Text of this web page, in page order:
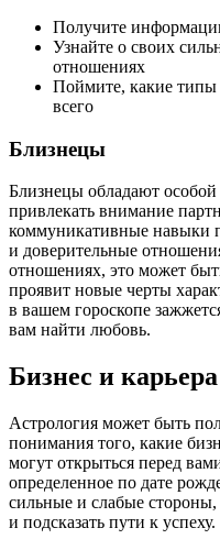
Получите
Узнайте о своих
отношениях
Поймите, какие типы
всего
Близнецы
Близнецы обладают особой
привлекать внимание
коммуникативные навыки
и доверительные
отношениях, это может
проявит новые черты
в вашем гороскопе
вам найти любовь.
Бизнес и
Астрология может быть
понимания того, какие
могут открыться перед
определенное по дате
сильные и слабые стороны,
и подсказать пути к успеху.